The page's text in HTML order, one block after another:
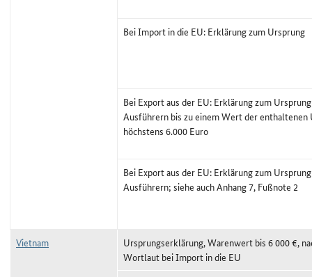
Bei Import in die EU: Erklärung zum Ursprung
Bei Export aus der EU: Erklärung zum
Ausführern bis zu einem Wert der enthaltenen
höchstens 6.000 Euro
Bei Export aus der EU: Erklärung zum
Ausführern; siehe auch Anhang 7, Fußnote 2
Vietnam
Ursprungserklärung, Warenwert bis 6 000 €,
Wortlaut bei Import in die EU